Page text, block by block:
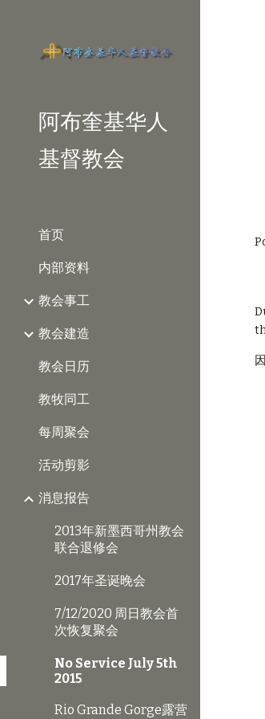
阿布奎基华人
基督教会
首页
内部资料
教会事工
教会建造
教会日历
教牧同工
每周聚会
活动剪影
消息报告
2013年新墨西哥州教会
联合退修会
2017年圣诞晚会
7/12/2020 周日教会首
次恢复聚会
No Service July 5th
2015
Rio Grande Gorge露营